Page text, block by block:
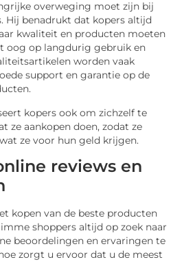
overweging moet zijn bij
Hij benadrukt dat kopers altijd
kwaliteit en producten moeten
oog op langdurig gebruik en
worden vaak
support en garantie op de
kopers ook om zichzelf te
ze aankopen doen, zodat ze
ze voor hun geld krijgen.
reviews en
kopen van de beste producten
shoppers altijd op zoek naar
beoordelingen en ervaringen te
zorgt u ervoor dat u de meest